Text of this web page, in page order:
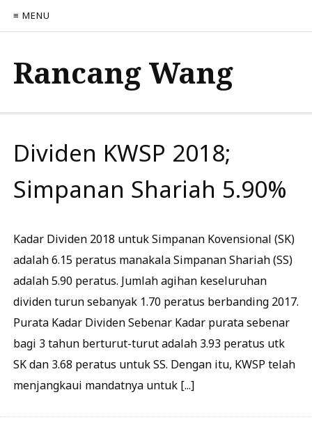
≡ MENU
Rancang Wang
Dividen KWSP 2018;
Simpanan Shariah 5.90%
Kadar Dividen 2018 untuk Simpanan Kovensional (SK)
adalah 6.15 peratus manakala Simpanan Shariah (SS)
adalah 5.90 peratus. Jumlah agihan keseluruhan
dividen turun sebanyak 1.70 peratus berbanding 2017.
Purata Kadar Dividen Sebenar Kadar purata sebenar
bagi 3 tahun berturut-turut adalah 3.93 peratus utk
SK dan 3.68 peratus untuk SS. Dengan itu, KWSP telah
menjangkaui mandatnya untuk [...]